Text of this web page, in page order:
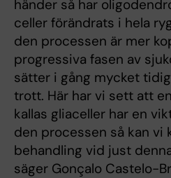
händer så har
celler förändrats i hela
den processen är mer
progressiva fasen av
sätter i gång mycket
trott. Här har vi sett att
kallas gliaceller har en
den processen så kan vi
behandling vid just
säger Gonçalo Castelo-